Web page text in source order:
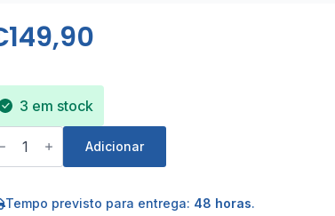
149,90
3 em stock
Adicionar
Tempo previsto para entrega: 48 horas.